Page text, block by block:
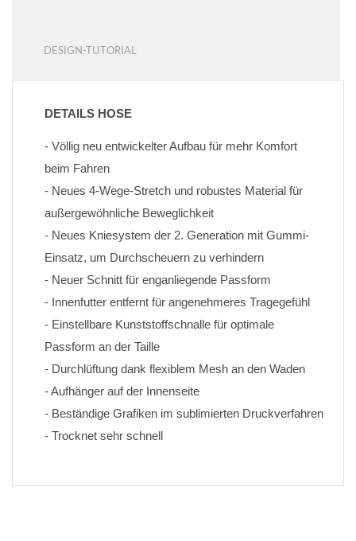
DESIGN-TUTORIAL
DETAILS HOSE
- Völlig neu entwickelter Aufbau für mehr Komfort
beim Fahren
- Neues 4-Wege-Stretch und robustes Material für
außergewöhnliche Beweglichkeit
- Neues Kniesystem der 2. Generation mit Gummi-
Einsatz, um Durchscheuern zu verhindern
- Neuer Schnitt für enganliegende Passform
- Innenfutter entfernt für angenehmeres Tragegefühl
- Einstellbare Kunststoffschnalle für optimale
Passform an der Taille
- Durchlüftung dank flexiblem Mesh an den Waden
- Aufhänger auf der Innenseite
- Trocknet sehr schnell